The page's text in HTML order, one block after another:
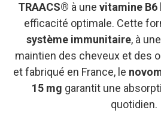
TRAACS® à une vitamine
efficacité optimale. Cette
système immunitaire, à une
maintien des cheveux et des
et fabriqué en France, le
15 mg garantit une
quotidien.